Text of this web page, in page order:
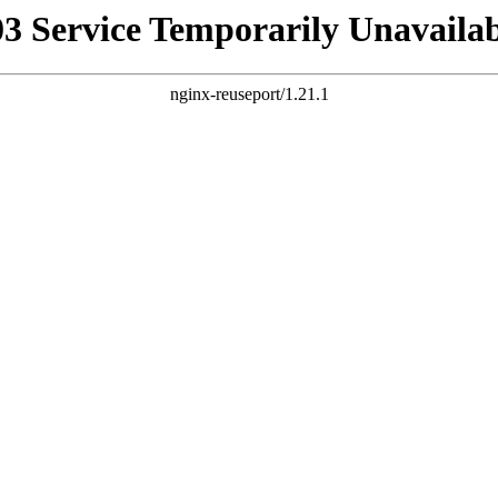
Service Temporarily
nginx-reuseport/1.21.1